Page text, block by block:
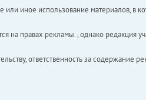
иное использование материалов, в
правах рекламы. , однако редакция
ответственность за содержание